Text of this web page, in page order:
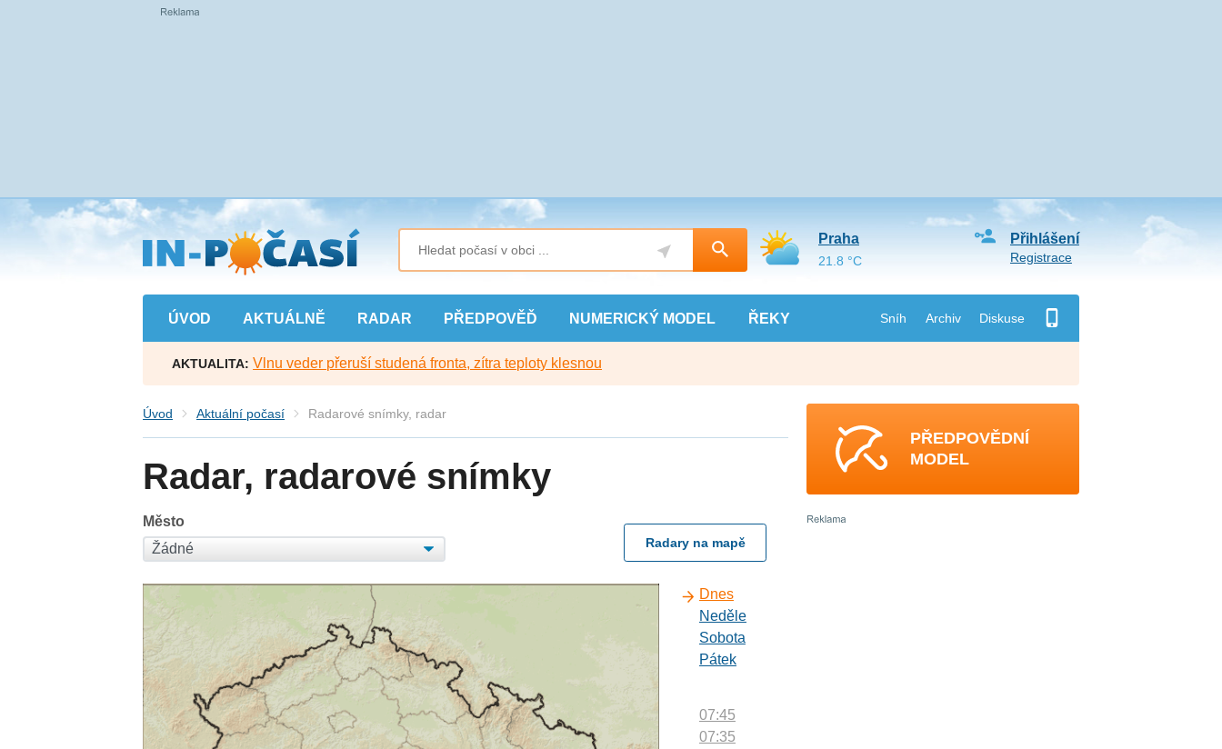
Přejít
na
hlavní
obsah
ÚVOD AKTUÁLNĚ RADAR PŘEDPOVĚĎ NUMERICKÝ MODEL ŘEKY Sníh Archiv Diskuse
Přihlášení
Registrace
Praha
21.8 °C
AKTUALITA: Vlnu veder přeruší studená fronta, zítra teploty klesnou
Úvod Aktuální počasí Radarové snímky, radar
Radar, radarové snímky
Město
Radary na mapě
Dnes
Neděle
Sobota
Pátek
07:45
07:35
PŘEDPOVĚDNÍ
MODEL